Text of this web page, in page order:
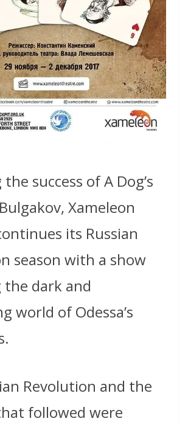
success of A Dog’s
Xameleon
its Russian
season with a show
dark and
world of Odessa’s
Revolution and the
followed were